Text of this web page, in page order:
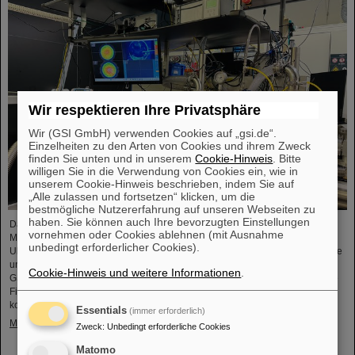
Das Projekt „Innovationspartnerschaft für Hochfluss-EUV-Strahlquellen in
Metrologie und Bildgebung (InnoEUV)” entwickelt lasergetriebene Extreme-
Ultraviolett-(EUV)-Strahlquellen gezielt weiter für Anwendungen in Metrologie
und Bildgebung. Die Kooperation von Helmholtz Institut Jena (HI-Jena) und
GSI Helmholtzzentrum für Schwerionenforschung in Darmstadt mit der Active
Fiber Systems GmbH (AFS) soll die Überführung in anwendungsnahe und
kommerzielle Anwendungen beschleunigen.
Mehr »
Wir respektieren Ihre Privatsphäre
Wir (GSI GmbH) verwenden Cookies auf „gsi.de“.
Einzelheiten zu den Arten von Cookies und ihrem Zweck
finden Sie unten und in unseremCookie-Hinweis . Bitte
willigen Sie in die Verwendung von Cookies ein, wie in
unserem Cookie-Hinweis beschrieben, indem Sie auf
„Alle zulassen und fortsetzen“ klicken, um die
bestmögliche Nutzererfahrung auf unseren Webseiten zu
haben. Sie können auch Ihre bevorzugten Einstellungen
vornehmen oder Cookies ablehnen (mit Ausnahme
unbedingt erforderlicher Cookies).
Cookie-Hinweis und weitere Informationen
Essentials (immer erforderlich)
Zweck: Unbedingt erforderliche Cookies
Matomo